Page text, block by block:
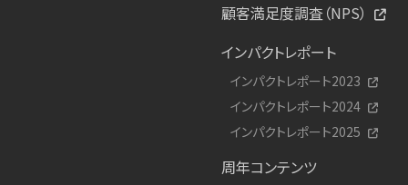
顧客満足度調査（NPS）
インパクトレポート
インパクトレポート2023
インパクトレポート2024
インパクトレポート2025
周年コンテンツ